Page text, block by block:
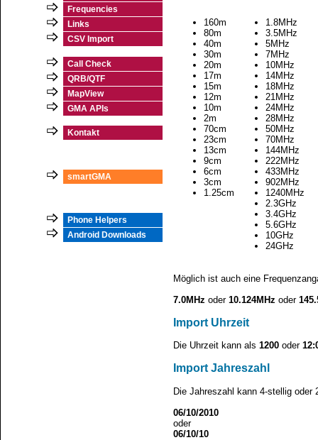
Frequencies
Links
CSV Import
Call Check
QRB/QTF
MapView
GMA APIs
Kontakt
smartGMA
Phone Helpers
Android Downloads
160m
80m
40m
30m
20m
17m
15m
12m
10m
2m
70cm
23cm
13cm
9cm
6cm
3cm
1.25cm
1.8MHz
3.5MHz
5MHz
7MHz
10MHz
14MHz
18MHz
21MHz
24MHz
28MHz
50MHz
70MHz
144MHz
222MHz
433MHz
902MHz
1240MHz
2.3GHz
3.4GHz
5.6GHz
10GHz
24GHz
Möglich ist auch eine
7.0MHz oder 10.124MHz oder
Import Uhrzeit
Die Uhrzeit kann als 1200 oder
Import Jahreszahl
Die Jahreszahl kann 4-stellig oder
06/10/2010
oder
06/10/10